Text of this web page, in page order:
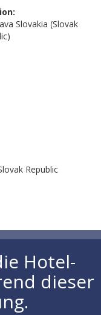
Slovakia (Slovak
Republic
Hotel-
dieser